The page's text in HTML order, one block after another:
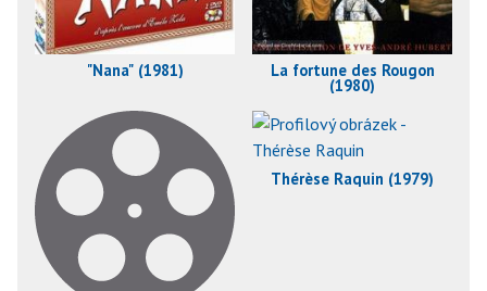
"Nana" (1981) La fortune des Rougon
(1980)
Thérèse Raquin (1979)